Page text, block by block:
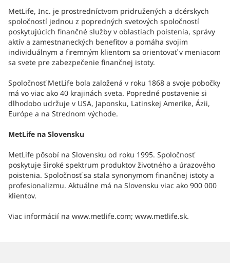
MetLife, Inc. je prostredníctvom pridružených a dcérskych
spoločností jednou z popredných svetových spoločností
poskytujúcich finančné služby v oblastiach poistenia, správy
aktív a zamestnaneckých benefitov a pomáha svojim
individuálnym a firemným klientom sa orientovať v meniacom
sa svete pre zabezpečenie finančnej istoty.
Spoločnosť MetLife bola založená v roku 1868 a svoje pobočky
má vo viac ako 40 krajinách sveta. Popredné postavenie si
dlhodobo udržuje v USA, Japonsku, Latinskej Amerike, Ázii,
Európe a na Strednom východe.
MetLife na Slovensku
MetLife pôsobí na Slovensku od roku 1995. Spoločnosť
poskytuje široké spektrum produktov životného a úrazového
poistenia. Spoločnosť sa stala synonymom finančnej istoty a
profesionalizmu. Aktuálne má na Slovensku viac ako 900 000
klientov.
Viac informácií na www.metlife.com; www.metlife.sk.